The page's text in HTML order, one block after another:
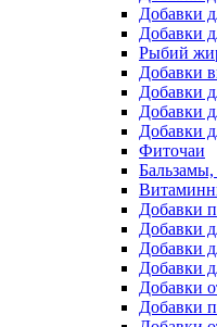
Добавки
Добавки
Рыбий
Добавки
Добавки
Добавки
Добавки
Фиточаи
Добавки
Добавки
Добавки
Добавки
Добавки
Добавки